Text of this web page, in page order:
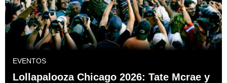
EVENTOS
Lollapalooza Chicago 2026: Tate Mcrae y